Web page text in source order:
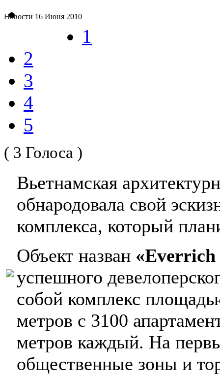
Новости 16 Июня 2010
1
2
3
4
5
( 3 Голоса )
Вьетнамская
обнародовала свой
комплекса, который
Объект назван «Everrich
успешного
собой комплекс
метров с 3100
метров каждый. На
общественные зоны и